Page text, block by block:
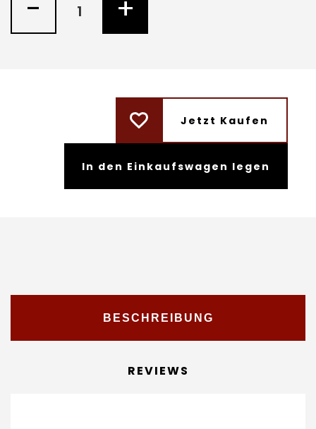
- +
Jetzt Kaufen
In den Einkaufswagen legen
BESCHREIBUNG
REVIEWS